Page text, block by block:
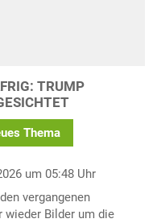
TRUMP
Thema
um 05:48 Uhr
vergangenen
wieder Bilder um die